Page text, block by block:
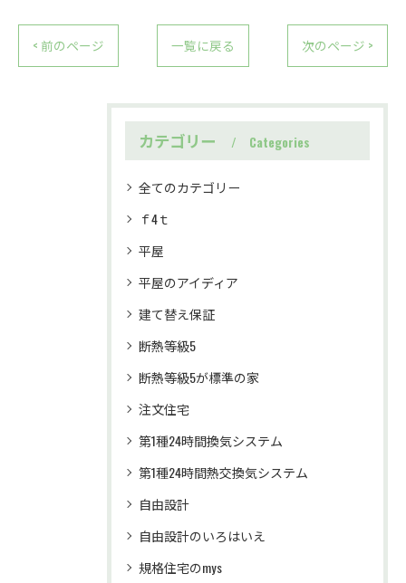
< 前のページ 一覧に戻る 次のページ >
カテゴリー Categories
全てのカテゴリー
ｆ4ｔ
平屋
平屋のアイディア
建て替え保証
断熱等級5
断熱等級5が標準の家
注文住宅
第1種24時間換気システム
第1種24時間熱交換気システム
自由設計
自由設計のいろはいえ
規格住宅のmys